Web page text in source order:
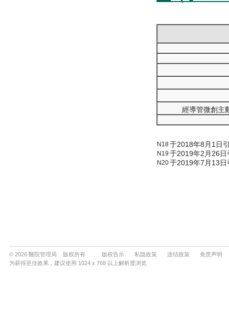
© 2026 醫院管理局 版权所有 版权告示 私隐政策 连结政策
免责声明
为获得至佳效果，建议使用 1024 x 768 以上解析度浏览